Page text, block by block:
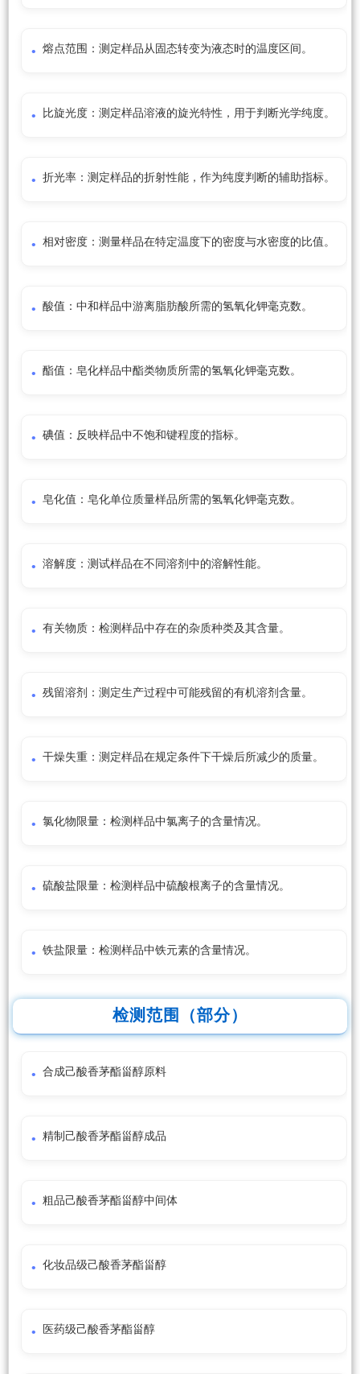
熔点范围：测定样品从固态转变为液态时的温度区间。
比旋光度：测定样品溶液的旋光特性，用于判断光学纯度。
折光率：测定样品的折射性能，作为纯度判断的辅助指标。
相对密度：测量样品在特定温度下的密度与水密度的比值。
酸值：中和样品中游离脂肪酸所需的氢氧化钾毫克数。
酯值：皂化样品中酯类物质所需的氢氧化钾毫克数。
碘值：反映样品中不饱和键程度的指标。
皂化值：皂化单位质量样品所需的氢氧化钾毫克数。
溶解度：测试样品在不同溶剂中的溶解性能。
有关物质：检测样品中存在的杂质种类及其含量。
残留溶剂：测定生产过程中可能残留的有机溶剂含量。
干燥失重：测定样品在规定条件下干燥后所减少的质量。
氯化物限量：检测样品中氯离子的含量情况。
硫酸盐限量：检测样品中硫酸根离子的含量情况。
铁盐限量：检测样品中铁元素的含量情况。
检测范围（部分）
合成己酸香茅酯甾醇原料
精制己酸香茅酯甾醇成品
粗品己酸香茅酯甾醇中间体
化妆品级己酸香茅酯甾醇
医药级己酸香茅酯甾醇